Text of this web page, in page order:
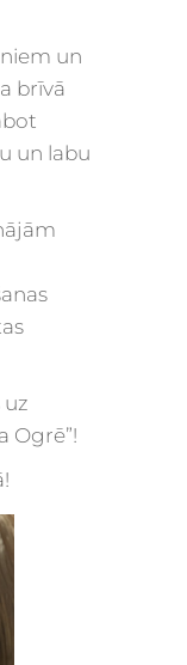
un
brīvā
un labu
Ogrē”!